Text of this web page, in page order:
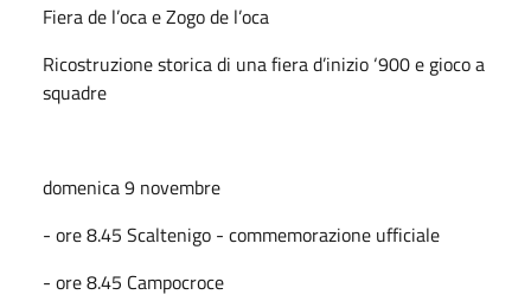
Fiera de l’oca e Zogo de l’oca
Ricostruzione storica di una fiera d’inizio ‘900 e gioco a
squadre
domenica 9 novembre
- ore 8.45 Scaltenigo - commemorazione ufficiale
- ore 8.45 Campocroce